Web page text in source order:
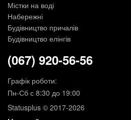
Містки на воді
Набережні
Будівництво причалів
Будівництво елінгів
(067) 920-56-56
Графік роботи:
Пн-Сб с 8:30 до 19:00
Statusplus © 2017-2026